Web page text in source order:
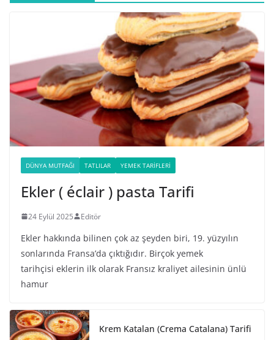
DÜNYA MUTFAĞI TATLILAR YEMEK TARIFLERI
Ekler ( éclair ) pasta Tarifi
24 Eylül 2025 Editör
Ekler hakkında bilinen çok az şeyden biri, 19. yüzyılın
sonlarında Fransa’da çıktığıdır. Birçok yemek
tarihçisi eklerin ilk olarak Fransız kraliyet ailesinin ünlü
hamur
Krem Katalan (Crema Catalana) Tarifi